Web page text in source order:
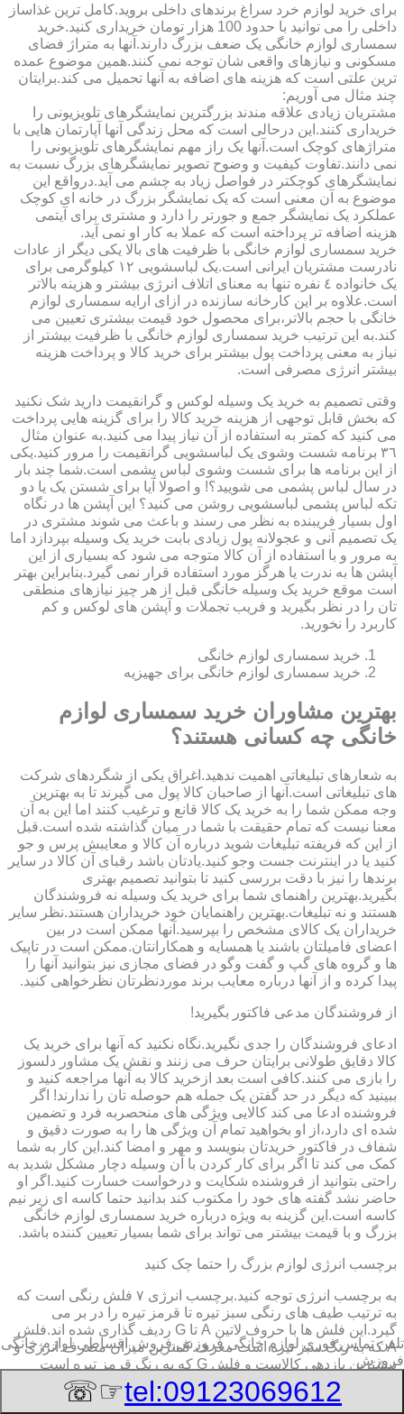
برای خرید لوازم خرد سراغ برندهای داخلی بروید.کامل ترین غذاساز
داخلی را می توانید با حدود 100 هزار تومان خریداری کنید.خرید
سمساری لوازم خانگی یک ضعف بزرگ دارند.آنها به متراژ فضای
مسکونی و نیازهای واقعی شان توجه نمی کنند.همین موضوع عمده
ترین علتی است که هزینه های اضافه به آنها تحمیل می کند.برایتان
چند مثال می آوریم:
مشتریان زیادی علاقه مندند بزرگترین نمایشگرهای تلویزیونی را
خریداری کنند.این درحالی است که محل زندگی آنها آپارتمان هایی با
متراژهای کوچک است.آنها یک راز مهم نمایشگرهای تلویزیونی را
نمی دانند.تفاوت کیفیت و وضوح تصویر نمایشگرهای بزرگ نسبت به
نمایشگرهای کوچکتر در فواصل زیاد به چشم می آید.درواقع این
موضوع به آن معنی است که یک نمایشگر بزرگ در خانه ای کوچک
عملکرد یک نمایشگر جمع و جورتر را دارد و مشتری برای آیتمی
هزینه اضافه تر پرداخته است که عملا به کار او نمی آید.
خرید سمساری لوازم خانگی با ظرفیت های بالا یکی دیگر از عادات
نادرست مشتریان ایرانی است.یک لباسشویی ١٢ کیلوگرمی برای
یک خانواده ٤ نفره تنها به معنای اتلاف انرژی بیشتر و هزینه بالاتر
است.علاوه بر این کارخانه سازنده در ازای ارایه سمساری لوازم
خانگی با حجم بالاتر،برای محصول خود قیمت بیشتری تعیین می
کند.به این ترتیب خرید سمساری لوازم خانگی با ظرفیت بیشتر از
نیاز به معنی پرداخت پول بیشتر برای خرید کالا و پرداخت هزینه
بیشتر انرژی مصرفی است.
وقتی تصمیم به خرید یک وسیله لوکس و گرانقیمت دارید شک نکنید
که بخش قابل توجهی از هزینه خرید کالا را برای گزینه هایی پرداخت
می کنید که کمتر به استفاده از آن نیاز پیدا می کنید.به عنوان مثال
٣٦ برنامه شست وشوی یک لباسشویی گرانقیمت را مرور کنید.یکی
از این برنامه ها برای شست وشوی لباس پشمی است.شما چند بار
در سال لباس پشمی می شویید؟! و اصولا آیا برای شستن یک یا دو
تکه لباس پشمی لباسشویی روشن می کنید؟ این آپشن ها در نگاه
اول بسیار فریبنده به نظر می رسند و باعث می شوند مشتری در
یک تصمیم آنی و عجولانه پول زیادی بابت خرید یک وسیله بپردازد اما
به مرور و با استفاده از آن کالا متوجه می شود که بسیاری از این
آپشن ها به ندرت یا هرگز مورد استفاده قرار نمی گیرد.بنابراین بهتر
است موقع خرید یک وسیله خانگی قبل از هر چیز نیازهای منطقی
تان را در نظر بگیرید و فریب تجملات و آپشن های لوکس و کم
کاربرد را نخورید.
خرید سمساری لوازم خانگی
خرید سمساری لوازم خانگی برای جهیزیه
بهترین مشاوران خرید سمساری لوازم
خانگی چه کسانی هستند؟
به شعارهای تبلیغاتی اهمیت ندهید.اغراق یکی از شگردهای شرکت
های تبلیغاتی است.آنها از صاحبان کالا پول می گیرند تا به بهترین
وجه ممکن شما را به خرید یک کالا قانع و ترغیب کنند اما این به آن
معنا نیست که تمام حقیقت با شما در میان گذاشته شده است.قبل
از این که فریفته تبلیغات شوید درباره آن کالا و معایبش پرس و جو
کنید یا در اینترنت جست وجو کنید.یادتان باشد رقبای آن کالا در سایر
برندها را نیز با دقت بررسی کنید تا بتوانید تصمیم بهتری
بگیرید.بهترین راهنمای شما برای خرید یک وسیله نه فروشندگان
هستند و نه تبلیغات.بهترین راهنمایان خود خریداران هستند.نظر سایر
خریداران یک کالای مشخص را بپرسید.آنها ممکن است در بین
اعضای فامیلتان باشند یا همسایه و همکارانتان.ممکن است در تاپیک
ها و گروه های گپ و گفت وگو در فضای مجازی نیز بتوانید آنها را
پیدا کرده و از آنها درباره معایب برند موردنظرتان نظرخواهی کنید.
از فروشندگان مدعی فاکتور بگیرید!
ادعای فروشندگان را جدی نگیرید.نگاه نکنید که آنها برای خرید یک
کالا دقایق طولانی برایتان حرف می زنند و نقش یک مشاور دلسوز
را بازی می کنند.کافی است بعد ازخرید کالا به آنها مراجعه کنید و
ببینید که دیگر در حد گفتن یک جمله هم حوصله تان را ندارند! اگر
فروشنده ادعا می کند کالایی ویژگی های منحصربه فرد و تضمین
شده ای دارد،از او بخواهید تمام آن ویژگی ها را به صورت دقیق و
شفاف در فاکتور خریدتان بنویسد و مهر و امضا کند.این کار به شما
کمک می کند تا اگر برای کار کردن با آن وسیله دچار مشکل شدید به
راحتی بتوانید از فروشنده شکایت و درخواست خسارت کنید.اگر او
حاضر نشد گفته های خود را مکتوب کند بدانید حتما کاسه ای زیر نیم
کاسه است.این گزینه به ویژه درباره خرید سمساری لوازم خانگی
بزرگ و با قیمت بیشتر می تواند برای شما بسیار تعیین کننده باشد.
برچسب انرژی لوازم بزرگ را حتما چک کنید
به برچسب انرژی توجه کنید.برچسب انرژی ٧ فلش رنگی است که
به ترتیب طیف های رنگی سبز تیره تا قرمز تیره را در بر می
گیرد.این فلش ها با حروف لاتین A تا G ردیف گذاری شده اند.فلش
A که به رنگ سبز تیره است معرف کمترین میزان مصرف انرژی و
بیشترین بازدهی کالاست و فلش G که به رنگ قرمز تیره است
معرف بیشترین میزان مصرف انرژی و کمترین بازدهی است.هرچه
درجه کیفیت مصرف انرژی وسیله به گزینه A نزدیک تر باشد وسیله
تلفن تماس فوری لوازم خانگی فروزش,فروش اقساطی لوازم خانگی
فروزش
tel:09123069612
☞☏